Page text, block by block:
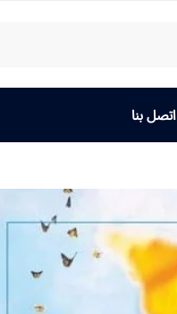
اتصل بنا